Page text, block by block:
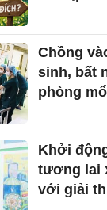
Chồng
sinh, bất
phòng mổ
Khởi
tương lai
với giải